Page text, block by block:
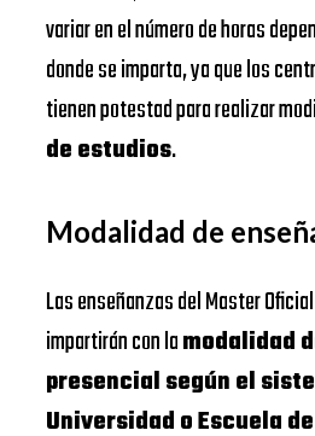
variar en el número de horas
donde se imparta, ya que los
tienen potestad para realizar
de estudios.
Modalidad de
Las enseñanzas del Master
impartirán con lamodalidad
presencial según el
Universidad o Escuela